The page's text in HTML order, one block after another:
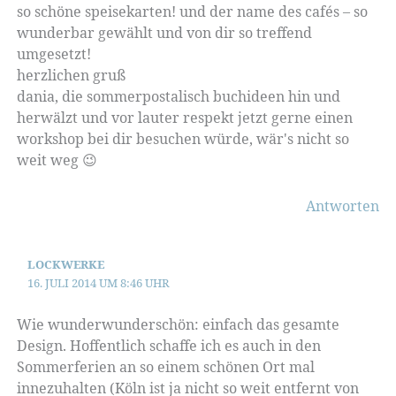
so schöne speisekarten! und der name des cafés – so
wunderbar gewählt und von dir so treffend
umgesetzt!
herzlichen gruß
dania, die sommerpostalisch buchideen hin und
herwälzt und vor lauter respekt jetzt gerne einen
workshop bei dir besuchen würde, wär's nicht so
weit weg 😉
Antworten
LOCKWERKE
16. JULI 2014 UM 8:46 UHR
Wie wunderwunderschön: einfach das gesamte
Design. Hoffentlich schaffe ich es auch in den
Sommerferien an so einem schönen Ort mal
innezuhalten (Köln ist ja nicht so weit entfernt von